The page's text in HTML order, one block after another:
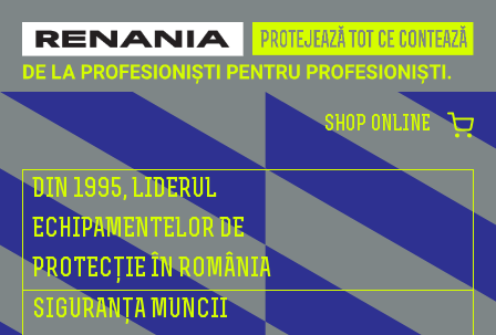
SHOP ONLINE
DIN 1995, LIDERUL
ECHIPAMENTELOR DE
PROTECȚIE ÎN ROMÂNIA
SIGURANȚA MUNCII